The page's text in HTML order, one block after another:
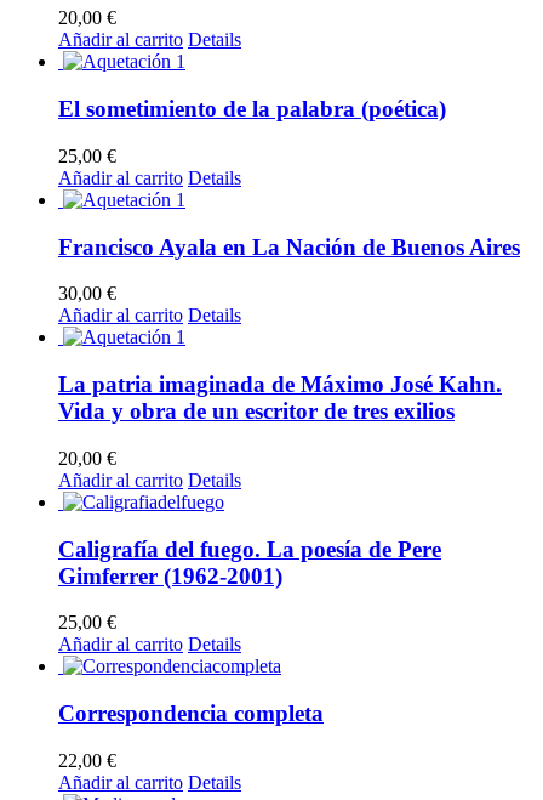
20,00 €
Añadir al carrito Details
El sometimiento de la palabra (poética)
25,00 €
Añadir al carrito Details
Francisco Ayala en La Nación de Buenos Aires
30,00 €
Añadir al carrito Details
La patria imaginada de Máximo José Kahn.
Vida y obra de un escritor de tres exilios
20,00 €
Añadir al carrito Details
Caligrafía del fuego. La poesía de Pere
Gimferrer (1962-2001)
25,00 €
Añadir al carrito Details
Correspondencia completa
22,00 €
Añadir al carrito Details